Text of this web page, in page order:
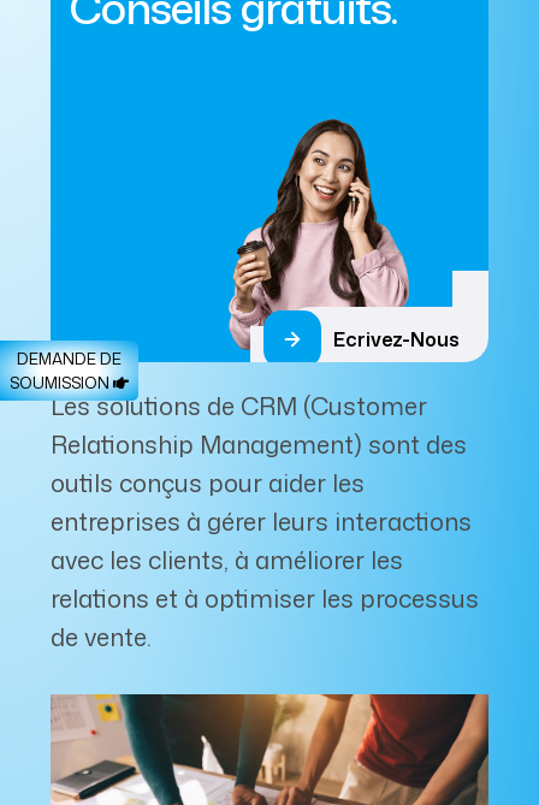
Ecrivez-Nous
Les solutions de CRM (Customer
Relationship Management) sont des
outils conçus pour aider les
entreprises à gérer leurs interactions
avec les clients, à améliorer les
relations et à optimiser les processus
de vente.
DEMANDE DE
SOUMISSION